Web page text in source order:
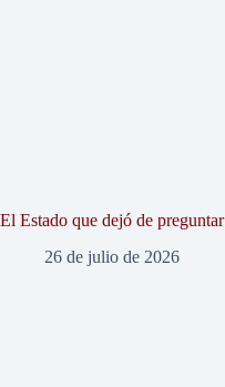
El Estado que dejó de preguntar
26 de julio de 2026